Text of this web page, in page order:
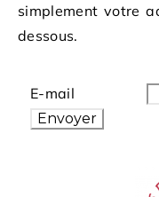
simplement votre
dessous.
E-mail